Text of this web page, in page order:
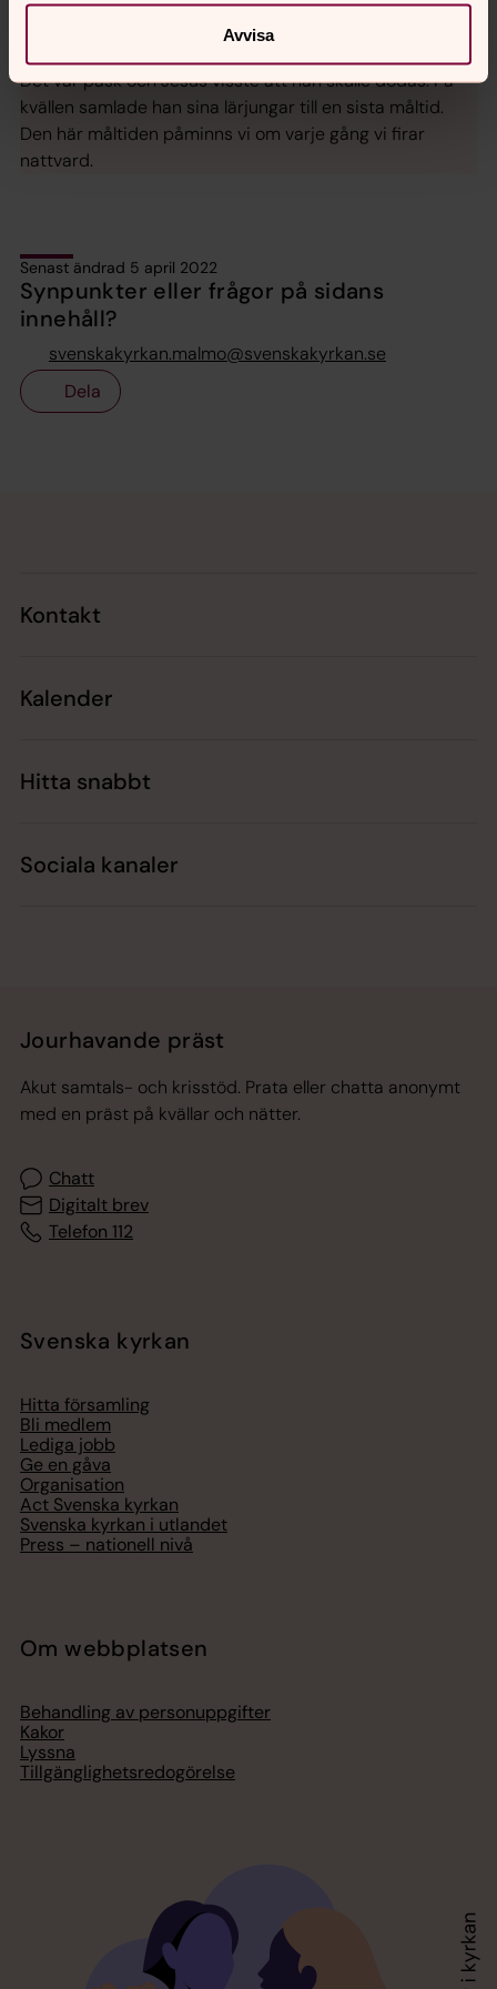
Avvisa
Det var påsk och Jesus visste att han skulle dödas. På
kvällen samlade han sina lärjungar till en sista måltid.
Den här måltiden påminns vi om varje gång vi firar
nattvard.
Senast ändrad 5 april 2022
Synpunkter eller frågor på sidans
innehåll?
svenskakyrkan.malmo@svenskakyrkan.se
Dela
Kontakt
Kalender
Hitta snabbt
Sociala kanaler
Jourhavande präst
Akut samtals- och krisstöd. Prata eller chatta anonymt
med en präst på kvällar och nätter.
Chatt
Digitalt brev
Telefon 112
Svenska kyrkan
Hitta församling
Bli medlem
Lediga jobb
Ge en gåva
Organisation
Act Svenska kyrkan
Svenska kyrkan i utlandet
Press – nationell nivå
Om webbplatsen
Behandling av personuppgifter
Kakor
Lyssna
Tillgänglighetsredogörelse